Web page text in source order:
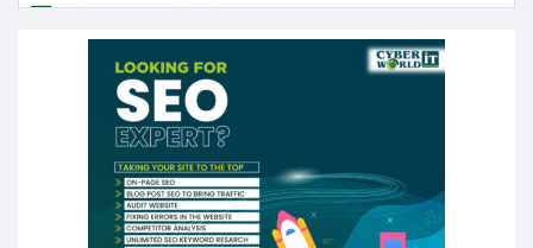
এবার লঞ্চের ভাড়া বাড়ল
১৭ থেকে ২১ শতাংশ বিদ্যুতের দাম বাড়ানোর প্রস্তাব পিডিবির
১৬ মে চাঁদপুর ও ২৫ মে ফেনী সফরে যাবেন প্রধানমন্ত্রী
উচ্চশিক্ষায় গৌরবময় অর্জন: পূর্ণ স্কলারশিপে যুক্তরাষ্ট্রে
পিএইচডি করছেন কুয়েটের কৃতি…
সারা দেশে বজ্রাঘাতে ১৪ জনের প্রাণহানি